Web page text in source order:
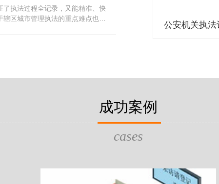
表或者报表的形式呈现；设备设置
，自动将用户警员编号与执法仪编
解决。每个采集工作站可支持多台
上传数据，队员当天使用当天上
法记录仪的贴心小"保姆"。随着群
展示给行政相对人看，有效的减少
了执法过程全记录，又能精准、快
区城市管理执法的重点难点也能
显示出设备的具体位置，实时查看
重要的作用，能广泛应用于交警公
城管执法、海关执法、路政、质量
成功案例
cases